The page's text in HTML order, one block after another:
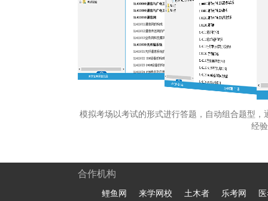
模拟考场以考试的形式进行答题，自动组合题型
经
合作机构
鲤鱼网 来学网校 土木者 乐考网